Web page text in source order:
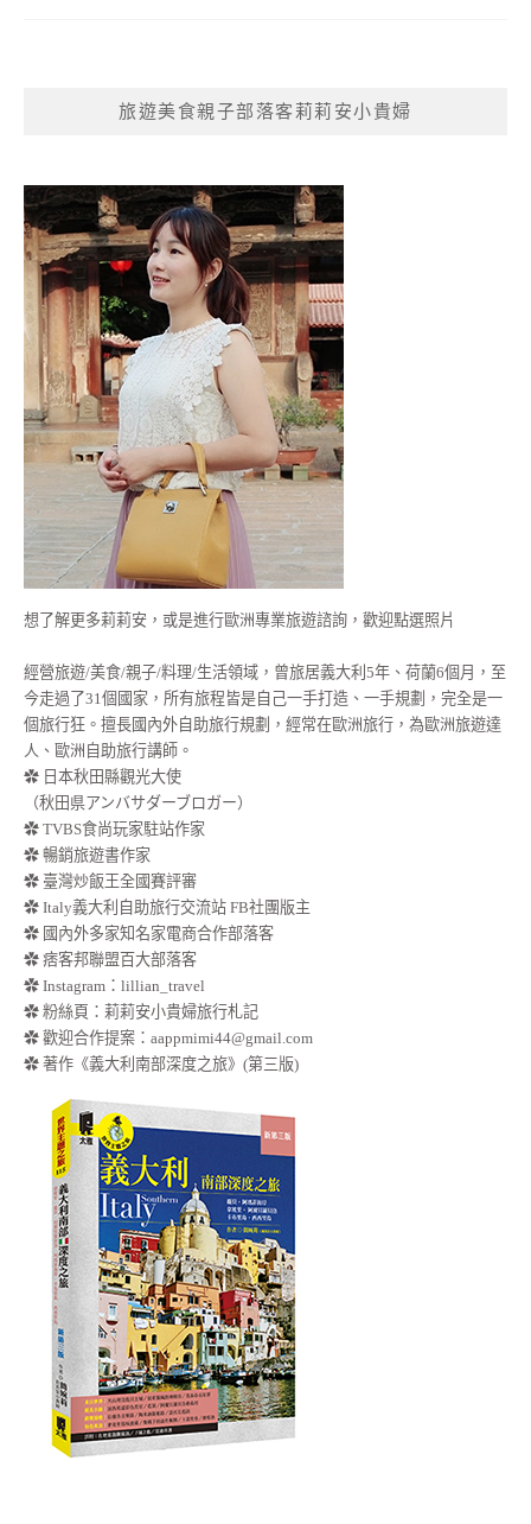
旅遊美食親子部落客莉莉安小貴婦
想了解更多莉莉安，或是進行歐洲專業旅遊諮詢，歡迎點選照片
經營旅遊/美食/親子/料理/生活領域，曾旅居義大利5年、荷蘭6個月，至
今走過了31個國家，所有旅程皆是自己一手打造、一手規劃，完全是一
個旅行狂。擅長國內外自助旅行規劃，經常在歐洲旅行，為歐洲旅遊達
人、歐洲自助旅行講師。
✿ 日本秋田縣觀光大使
（秋田県アンバサダーブロガー）
✿ TVBS食尚玩家駐站作家
✿ 暢銷旅遊書作家
✿ 臺灣炒飯王全國賽評審
✿ Italy義大利自助旅行交流站 FB社團版主
✿ 國內外多家知名家電商合作部落客
✿ 痞客邦聯盟百大部落客
✿ Instagram：lillian_travel
✿ 粉絲頁：莉莉安小貴婦旅行札記
✿ 歡迎合作提案： aappmimi44@gmail.com
✿ 著作《義大利南部深度之旅》(第三版)